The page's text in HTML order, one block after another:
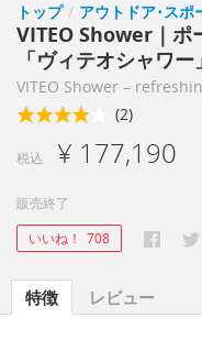
トップ / アウトドア･スポ
VITEO Shower｜ポ
「ヴィテオシャワー」
VITEO Shower –
(2)
税込 ¥ 177,190
販売終了
いいね！ 708
特徴 レビュー